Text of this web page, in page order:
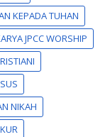
KEPADA TUHAN
JPCC WORSHIP
NIKAH